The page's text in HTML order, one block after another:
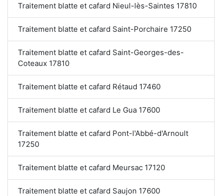
Traitement blatte et cafard Nieul-lès-Saintes 17810
Traitement blatte et cafard Saint-Porchaire 17250
Traitement blatte et cafard Saint-Georges-des-
Coteaux 17810
Traitement blatte et cafard Rétaud 17460
Traitement blatte et cafard Le Gua 17600
Traitement blatte et cafard Pont-l'Abbé-d'Arnoult
17250
Traitement blatte et cafard Meursac 17120
Traitement blatte et cafard Saujon 17600